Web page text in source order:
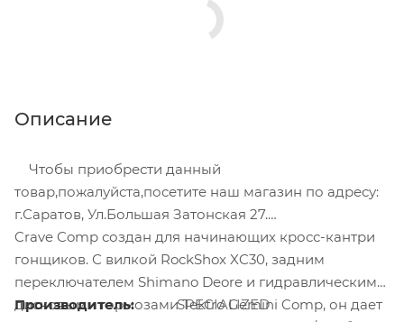
Описание
Чтобы приобрести данный
товар,пожалуйста,посетите наш магазин по адресу:
г.Саратов, Ул.Большая Затонская 27.
Crave Comp создан для начинающих кросс-кантри
гонщиков. С вилкой RockShox XC30, задним
переключателем Shimano Deore и гидравлическими
дисковыми тормозами Tektro Gemini Comp, он дает
Производитель:
SPECIALIZED